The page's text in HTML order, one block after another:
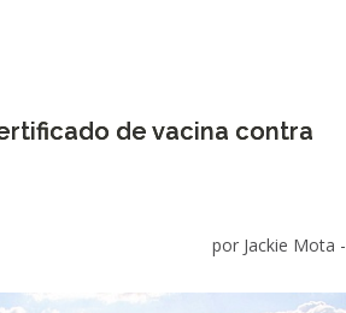
de vacina contra
por Jackie Mota -